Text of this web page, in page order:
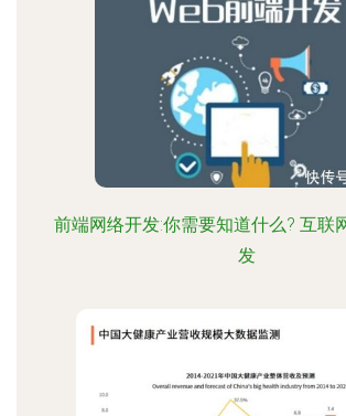
前端网络开发:你需要知道什么? 互联
发